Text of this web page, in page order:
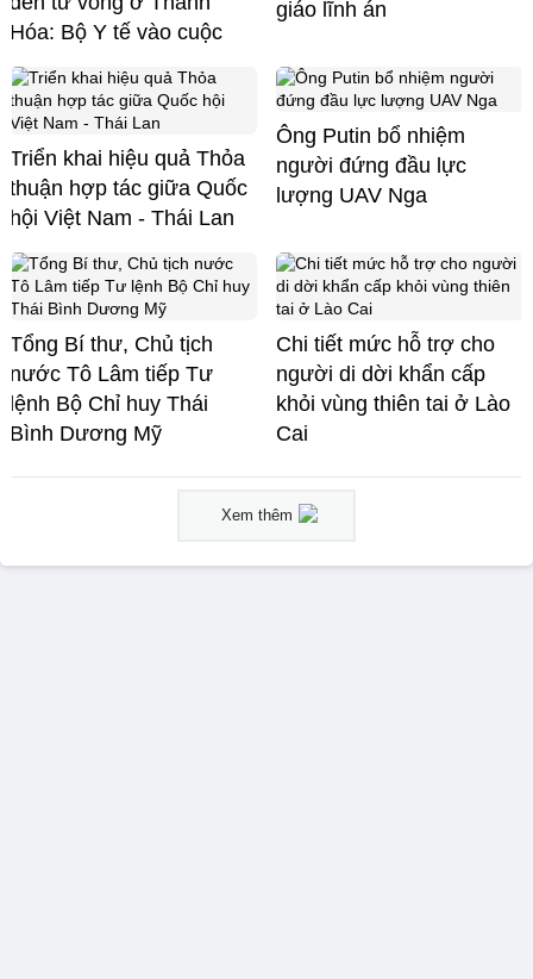
Hóa: Bộ Y tế vào cuộc
giáo lĩnh án
Triển khai hiệu quả Thỏa
thuận hợp tác giữa Quốc
hội Việt Nam - Thái Lan
Ông Putin bổ nhiệm
người đứng đầu lực
lượng UAV Nga
Tổng Bí thư, Chủ tịch
nước Tô Lâm tiếp Tư
lệnh Bộ Chỉ huy Thái
Bình Dương Mỹ
Chi tiết mức hỗ trợ cho
người di dời khẩn cấp
khỏi vùng thiên tai ở Lào
Cai
Xem thêm